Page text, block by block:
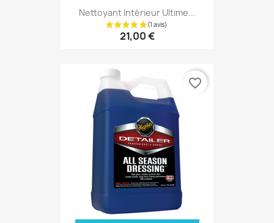
Nettoyant Intérieur Ultime...
21,00 €
favorite_border